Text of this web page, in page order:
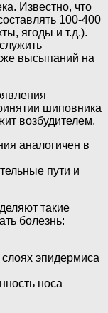
Известно, что
100-400
ягоды и т.д.).
высыпаний на
шиповника
возбудителем.
аналогичен в
пути и
такие
болезнь:
эпидермиса
носа